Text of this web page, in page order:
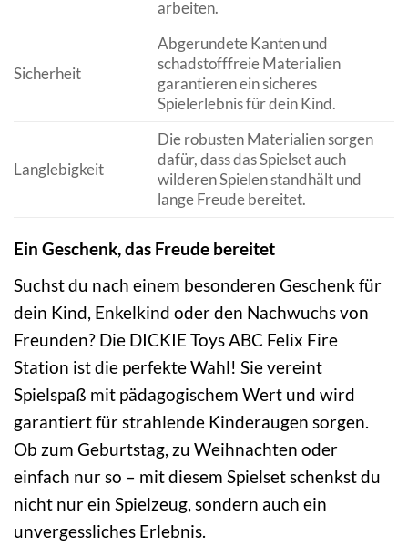
arbeiten.
Sicherheit
Abgerundete Kanten und
schadstofffreie Materialien
garantieren ein sicheres
Spielerlebnis für dein Kind.
Langlebigkeit
Die robusten Materialien sorgen
dafür, dass das Spielset auch
wilderen Spielen standhält und
lange Freude bereitet.
Ein Geschenk, das Freude bereitet
Suchst du nach einem besonderen Geschenk für
dein Kind, Enkelkind oder den Nachwuchs von
Freunden? Die DICKIE Toys ABC Felix Fire
Station ist die perfekte Wahl! Sie vereint
Spielspaß mit pädagogischem Wert und wird
garantiert für strahlende Kinderaugen sorgen.
Ob zum Geburtstag, zu Weihnachten oder
einfach nur so – mit diesem Spielset schenkst du
nicht nur ein Spielzeug, sondern auch ein
unvergessliches Erlebnis.